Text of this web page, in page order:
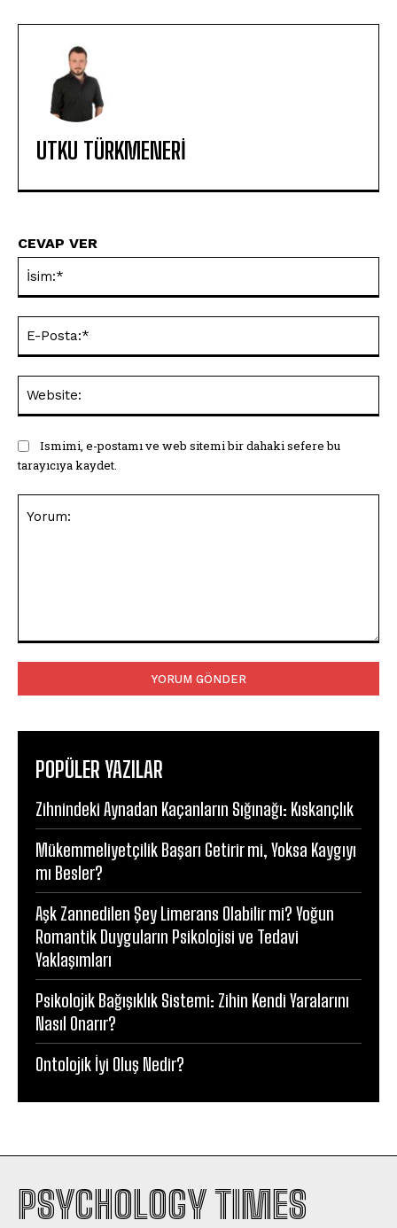
UTKU TÜRKMENERI
CEVAP VER
Ismimi, e-postamı ve web sitemi bir dahaki sefere bu
tarayıcıya kaydet.
POPÜLER YAZILAR
Zihnindeki Aynadan Kaçanların Sığınağı: Kıskançlık
Mükemmeliyetçilik Başarı Getirir mi, Yoksa Kaygıyı
mı Besler?
Aşk Zannedilen Şey Limerans Olabilir mi? Yoğun
Romantik Duyguların Psikolojisi ve Tedavi
Yaklaşımları
Psikolojik Bağışıklık Sistemi: Zihin Kendi Yaralarını
Nasıl Onarır?
Ontolojik İyi Oluş Nedir?
PSYCHOLOGY TIMES